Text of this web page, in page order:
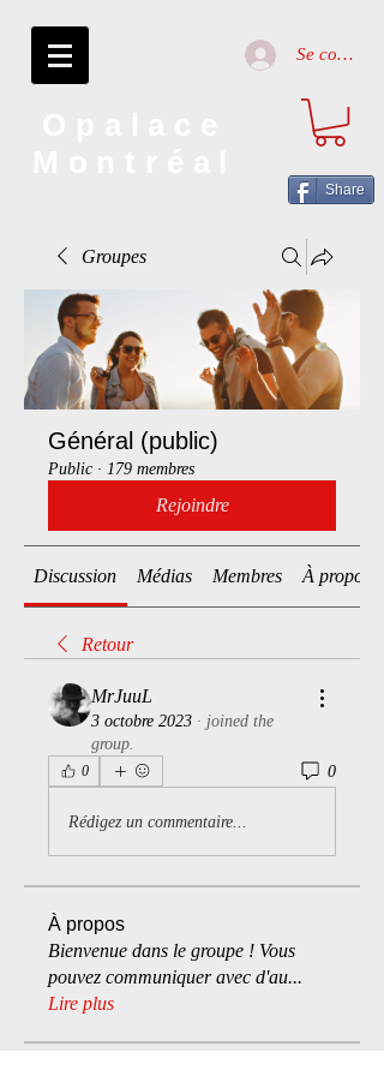
Se connecter
Share
Groupes
Général (public)
Public · 179 membres
Rejoindre
Discussion Médias Membres À propos
Retour
MrJuuL
3 octobre 2023 · joined the
group.
0 0
Rédigez un commentaire...
À propos
Bienvenue dans le groupe ! Vous
pouvez communiquer avec d'au...
Lire plus